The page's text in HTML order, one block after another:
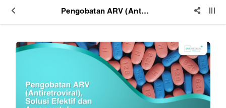
Pengobatan ARV (Antiretroviral), Solusi Efektif dan Aman untuk Pengidap HIV